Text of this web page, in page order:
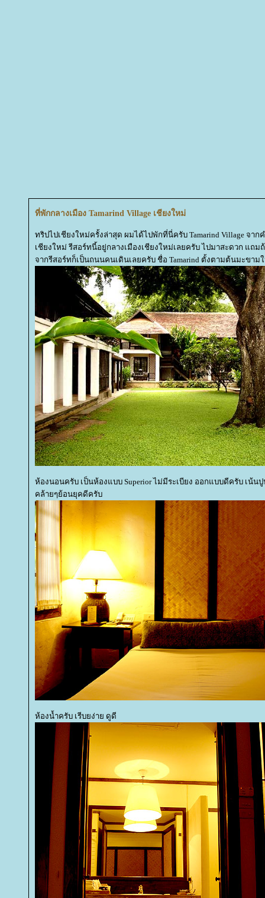
ที่พักกลางเมือง Tamarind Village เชียงใหม่
ทริปไปเชียงใหม่ครั้งล่าสุด ผมได้ไปพักที่นี่ครับ Tamarind Village จา
เชียงใหม่ รีสอร์ทนี้อยู่กลางเมืองเชียงใหม่เลยครับ ไปมาสะดวก แถม
จากรีสอร์ทก็เป็นถนนคนเดินเลยครับ ชื่อ Tamarind ตั้งตามต้นมะขา
ห้องนอนครับ เป็นห้องแบบ Superior ไม่มีระเบียง ออกแบบดีครับ เน้น
คล้ายๆย้อนยุคดีครับ
ห้องน้ำครับ เรีบยง่าย ดูดี